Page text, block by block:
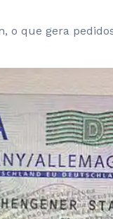
que gera